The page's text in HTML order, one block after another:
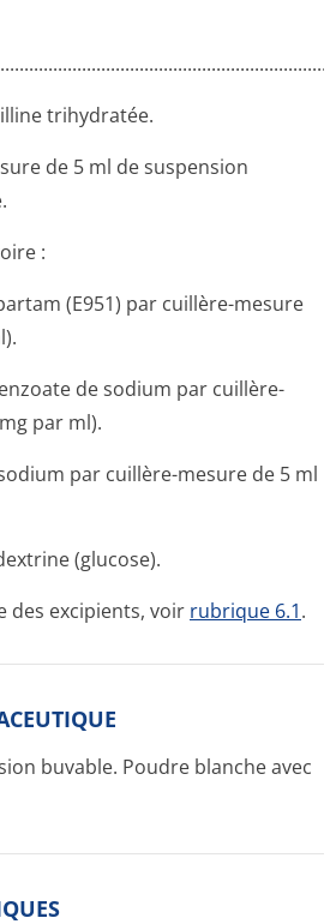
trihydratée.
de 5 ml de suspension
:
(E951) par cuillère-mesure
de sodium par cuillère-
par ml).
par cuillère-mesure de 5 ml
(glucose).
des excipients, voir rubrique 6.1.
buvable. Poudre blanche avec